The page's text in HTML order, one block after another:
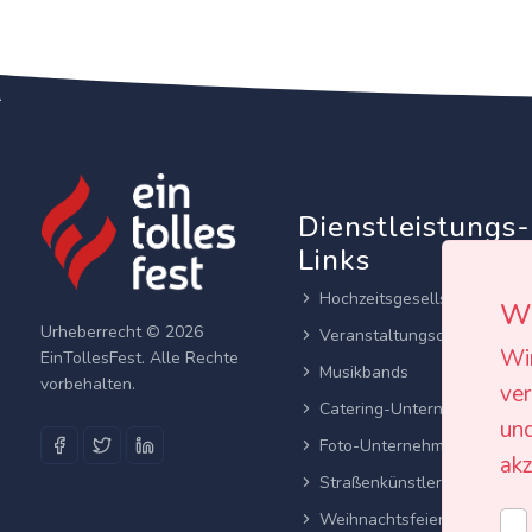
Urheberrecht © 2026
EinTollesFest. Alle Rechte
vorbehalten.
Dienstleistungs-
Links
Hochzeitsgesellschaften
Veranstaltungsortes
Musikbands
Catering-Unternehmen
Foto-Unternehmen
Straßenkünstler
Weihnachtsfeier planen